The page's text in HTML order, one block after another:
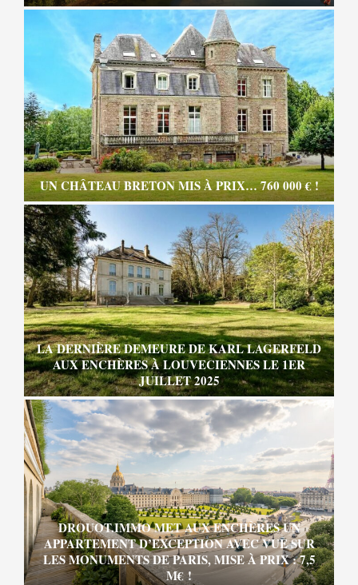
UN CHÂTEAU BRETON MIS À PRIX… 760 000 € !
LA DERNIÈRE DEMEURE DE KARL LAGERFELD
AUX ENCHÈRES À LOUVECIENNES LE 1ER
JUILLET 2025
DROUOT.IMMO MET AUX ENCHÈRES UN
APPARTEMENT D’EXCEPTION AVEC VUE SUR
LES MONUMENTS DE PARIS, MISE À PRIX : 7,5
M€ !